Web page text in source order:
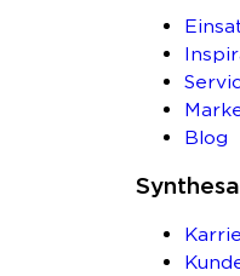
Blog